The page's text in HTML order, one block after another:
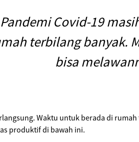
Pandemi Covid-19
terbilang banyak.
bisa
Waktu untuk berada di
produktif di bawah ini.